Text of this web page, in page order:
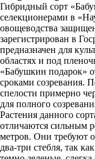
Гибридный сорт
селекционерами в
овощеводства
зарегистрирован в
предназначен для
областях и под
«Бабушкин подарок»
сроками созревания.
спелости примерно
для полного
Растения данного
отличаются сильным
метров. Они требуют
два-три стебля, так